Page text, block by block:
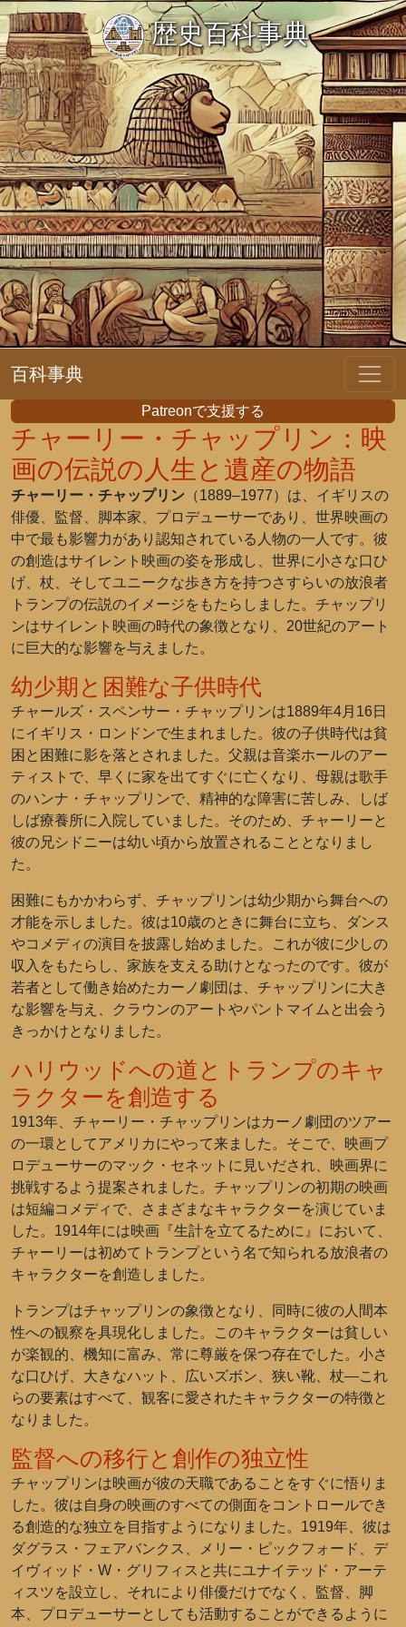
歴史百科事典
百科事典
Patreonで支援する
チャーリー・チャップリン：映
画の伝説の人生と遺産の物語
チャーリー・チャップリン （1889–1977）は、イギリスの
俳優、監督、脚本家、プロデューサーであり、世界映画の
中で最も影響力があり認知されている人物の一人です。彼
の創造はサイレント映画の姿を形成し、世界に小さな口ひ
げ、杖、そしてユニークな歩き方を持つさすらいの放浪者
トランプの伝説のイメージをもたらしました。チャップリ
ンはサイレント映画の時代の象徴となり、20世紀のアート
に巨大的な影響を与えました。
幼少期と困難な子供時代
チャールズ・スペンサー・チャップリンは1889年4月16日
にイギリス・ロンドンで生まれました。彼の子供時代は貧
困と困難に影を落とされました。父親は音楽ホールのアー
ティストで、早くに家を出てすぐに亡くなり、母親は歌手
のハンナ・チャップリンで、精神的な障害に苦しみ、しば
しば療養所に入院していました。そのため、チャーリーと
彼の兄シドニーは幼い頃から放置されることとなりまし
た。
困難にもかかわらず、チャップリンは幼少期から舞台への
才能を示しました。彼は10歳のときに舞台に立ち、ダンス
やコメディの演目を披露し始めました。これが彼に少しの
収入をもたらし、家族を支える助けとなったのです。彼が
若者として働き始めたカーノ劇団は、チャップリンに大き
な影響を与え、クラウンのアートやパントマイムと出会う
きっかけとなりました。
ハリウッドへの道とトランプのキャ
ラクターを創造する
1913年、チャーリー・チャップリンはカーノ劇団のツアー
の一環としてアメリカにやって来ました。そこで、映画プ
ロデューサーのマック・セネットに見いだされ、映画界に
挑戦するよう提案されました。チャップリンの初期の映画
は短編コメディで、さまざまなキャラクターを演じていま
した。1914年には映画『生計を立てるために』において、
チャーリーは初めてトランプという名で知られる放浪者の
キャラクターを創造しました。
トランプはチャップリンの象徴となり、同時に彼の人間本
性への観察を具現化しました。このキャラクターは貧しい
が楽観的、機知に富み、常に尊厳を保つ存在でした。小さ
な口ひげ、大きなハット、広いズボン、狭い靴、杖—これ
らの要素はすべて、観客に愛されたキャラクターの特徴と
なりました。
監督への移行と創作の独立性
チャップリンは映画が彼の天職であることをすぐに悟りま
した。彼は自身の映画のすべての側面をコントロールでき
る創造的な独立を目指すようになりました。1919年、彼は
ダグラス・フェアバンクス、メリー・ピックフォード、デ
イヴィッド・W・グリフィスと共にユナイテッド・アーテ
ィスツを設立し、それにより俳優だけでなく、監督、脚
本、プロデューサーとしても活動することができるように